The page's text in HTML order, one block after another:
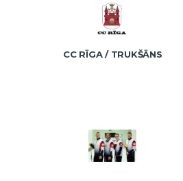
CC RĪGA / TRUKŠĀNS